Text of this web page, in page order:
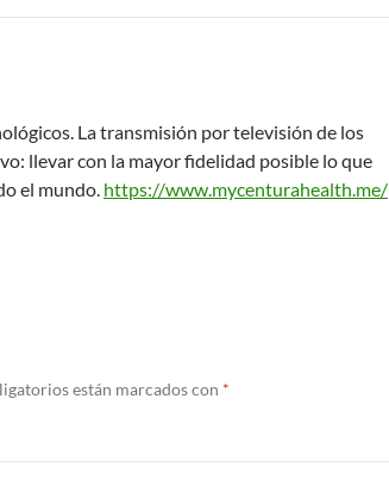
La transmisión por televisión de los
llevar con la mayor fidelidad posible lo que
el mundo. https://www.mycenturahealth.me/
están marcados con *